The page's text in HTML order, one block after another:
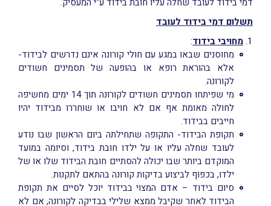
תשלום דמי בידוד לעובד
מחויבי בידוד:
מחוסנים שבאו במגע עם חולי קורונה אינם נדרשים לבידוד-
אלא בהוראת רופא או בהופעה של תסמינים חשודים
לקורונה.
מי שפיתחו תסמינים חשודים לקורונה תוך 14 ימים מחשיפה
לחולה מאומת אף אם לא חויבו או שוחררו מבידוד יהיו
חייבים בבידוד.
תקופת הבידוד- התקופה שתחילתה ביום הראשון שבו נודע
לעובד שחלה עליו או על ילדו חובת בידוד, וסיומה במועד
המוקדם ביותר שבו יכולה להסתיים חובת הבידוד שלו או של
ילדו, בכפוף לביצוע בדיקות קורונה בהתאם לתקנות.
סיום בידוד – אדם המצוי בבידוד יוכל לסיים את תקופת
הבידוד לאחר שקיבל ממצא שלילי בבדיקה לקורונה, אם לא